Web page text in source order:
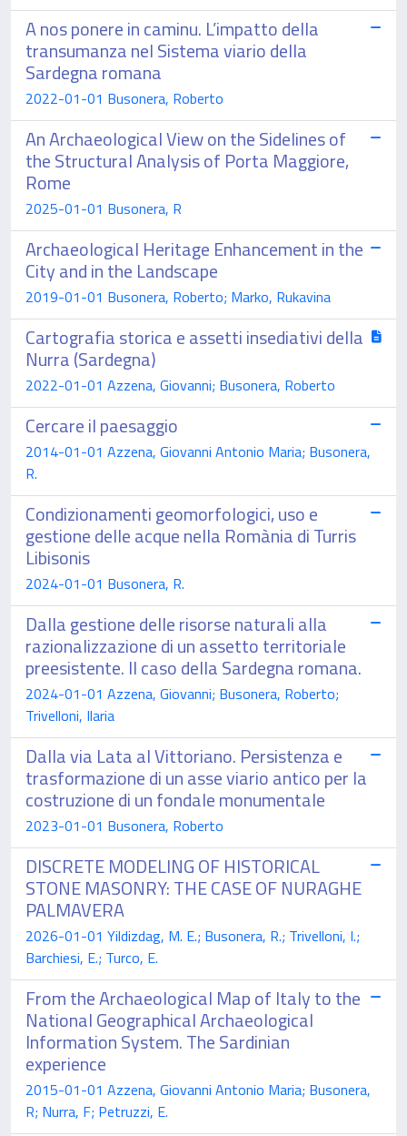
A nos ponere in caminu. L’impatto della
transumanza nel Sistema viario della
Sardegna romana
2022-01-01 Busonera, Roberto
An Archaeological View on the Sidelines of
the Structural Analysis of Porta Maggiore,
Rome
2025-01-01 Busonera, R
Archaeological Heritage Enhancement in the
City and in the Landscape
2019-01-01 Busonera, Roberto; Marko, Rukavina
Cartografia storica e assetti insediativi della
Nurra (Sardegna)
2022-01-01 Azzena, Giovanni; Busonera, Roberto
Cercare il paesaggio
2014-01-01 Azzena, Giovanni Antonio Maria; Busonera,
R.
Condizionamenti geomorfologici, uso e
gestione delle acque nella Romània di Turris
Libisonis
2024-01-01 Busonera, R.
Dalla gestione delle risorse naturali alla
razionalizzazione di un assetto territoriale
preesistente. Il caso della Sardegna romana.
2024-01-01 Azzena, Giovanni; Busonera, Roberto;
Trivelloni, Ilaria
Dalla via Lata al Vittoriano. Persistenza e
trasformazione di un asse viario antico per la
costruzione di un fondale monumentale
2023-01-01 Busonera, Roberto
DISCRETE MODELING OF HISTORICAL
STONE MASONRY: THE CASE OF NURAGHE
PALMAVERA
2026-01-01 Yildizdag, M. E.; Busonera, R.; Trivelloni, I.;
Barchiesi, E.; Turco, E.
From the Archaeological Map of Italy to the
National Geographical Archaeological
Information System. The Sardinian
experience
2015-01-01 Azzena, Giovanni Antonio Maria; Busonera,
R; Nurra, F; Petruzzi, E.